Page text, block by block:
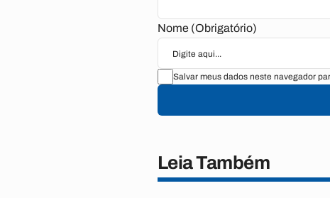
Nome (Obrigatório)
Salvar meus dados neste navegador
Leia Também